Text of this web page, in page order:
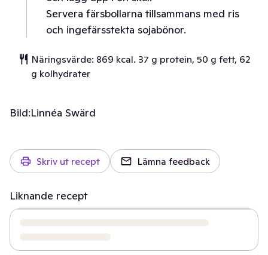
Servera färsbollarna tillsammans med ris
och ingefärsstekta sojabönor.
Näringsvärde: 869 kcal. 37 g protein, 50 g fett, 62
g kolhydrater
Bild:Linnéa Swärd
Skriv ut recept Lämna feedback
Liknande recept